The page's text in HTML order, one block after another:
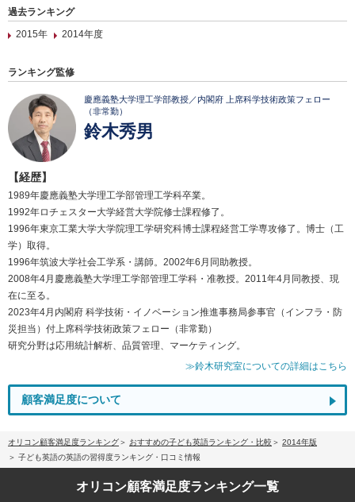
過去ランキング
2015年
2014年度
ランキング監修
慶應義塾大学理工学部教授／内閣府 上席科学技術政策フェロー
（非常勤）
鈴木秀男
【経歴】
1989年慶應義塾大学理工学部管理工学科卒業。
1992年ロチェスター大学経営大学院修士課程修了。
1996年東京工業大学大学院理工学研究科博士課程経営工学専攻修了。博士（工
学）取得。
1996年筑波大学社会工学系・講師。2002年6月同助教授。
2008年4月慶應義塾大学理工学部管理工学科・准教授。2011年4月同教授、現
在に至る。
2023年4月内閣府 科学技術・イノベーション推進事務局参事官（インフラ・防
災担当）付上席科学技術政策フェロー（非常勤）
研究分野は応用統計解析、品質管理、マーケティング。
≫鈴木研究室についての詳細はこちら
顧客満足度について
オリコン顧客満足度ランキング おすすめの子ども英語ランキング・比較
2014年版
子ども英語の英語の習得度ランキング・口コミ情報
オリコン顧客満足度ランキング一覧